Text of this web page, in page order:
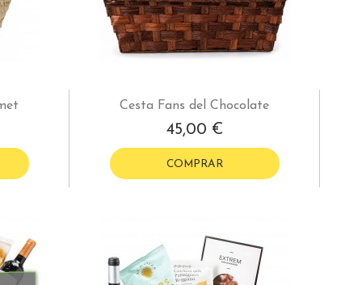
Cesta Fans del Chocolate
45,00 €
COMPRAR